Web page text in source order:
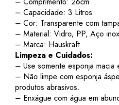
– Capacidade: 3 Litros
– Cor: Transparente com
– Material: Vidro, PP, Aço
– Marca: Hauskraft
Limpeza e Cuidados:
– Use somente esponja macia
– Não limpe com esponja
produtos abrasivos.
– Enxágue com água em